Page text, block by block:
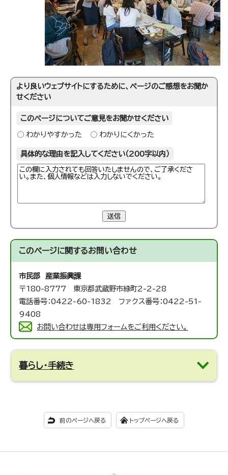
より良いウェブサイトにするために、ページのご感想をお聞か
せください
このページについてご意見をお聞かせください
わかりやすかった わかりにくかった
具体的な理由を記入してください（200字以内）
送信
このページに関するお問い合わせ
市民部 産業振興課
〒180-8777 東京都武蔵野市緑町2-2-28
電話番号：0422-60-1832 ファクス番号：0422-51-
9408
お問い合わせは専用フォームをご利用ください。
暮らし・手続き
前のページへ戻る トップページへ戻る